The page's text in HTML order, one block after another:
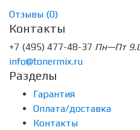
Отзывы (0)
Контакты
+7 (495) 477-48-37 Пн—Пт
info@tonermix.ru
Разделы
Гарантия
Оплата/доставка
Контакты